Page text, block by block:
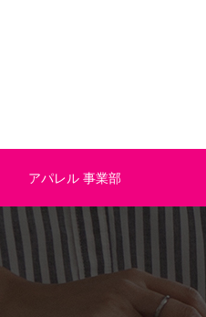
アパレル事業部